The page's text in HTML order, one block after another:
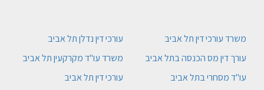
משרד עורכי דין תל אביב
עורך דין מס הכנסה בתל אביב
עו"ד מסחרי בתל אביב
עורכי דין נדלן תל אביב
משרד עו"ד מקרקעין תל אביב
עורכי דין תל אביב